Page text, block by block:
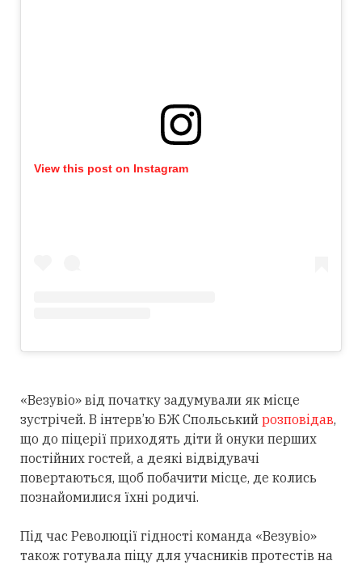
View this post on Instagram
«Везувіо» від початку задумували як місце
зустрічей. В інтерв’ю БЖ Спольський розповідав,
що до піцерії приходять діти й онуки перших
постійних гостей, а деякі відвідувачі
повертаються, щоб побачити місце, де колись
познайомилися їхні родичі.
Під час Революції гідності команда «Везувіо»
також готувала піцу для учасників протестів на